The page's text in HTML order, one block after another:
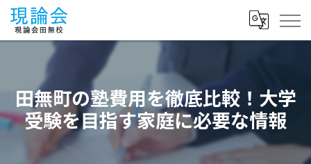
田無町の塾費用を徹底比較！大学
受験を目指す家庭に必要な情報